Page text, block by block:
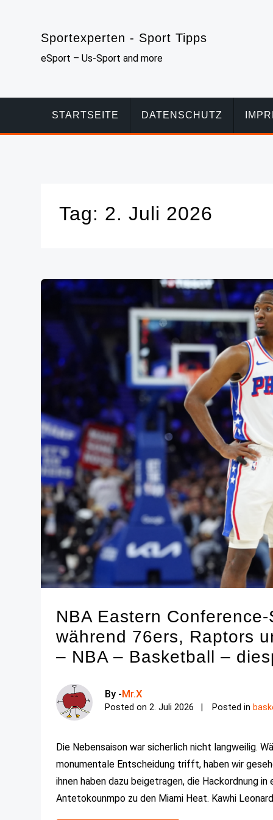
Sportexperten - Sport Tipps
eSport – Us-Sport and more
STARTSEITE DATENSCHUTZ
Tag: 2. Juli 2026
NBA Eastern
während 76ers, Raptors
– NBA – Basketball –
By -Mr.X
Posted on2. Juli 2026 Posted in
Die Nebensaison war sicherlich nicht langweilig.
monumentale Entscheidung trifft, haben wir
ihnen haben dazu beigetragen, die Hackordnung
Antetokounmpo zu den Miami Heat. Kawhi Leonard